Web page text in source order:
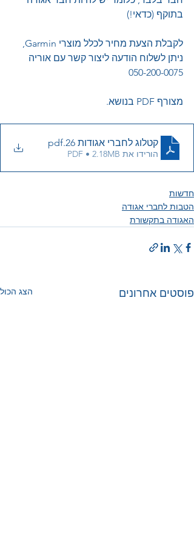
בתוקף (כדאי!)
לקבלת הצעת מחיר לכלל מוצרי Garmin,
ניתן לשלוח הודעה ליצור קשר עם אוריה
050-200-0075
מצורף PDF בנושא.
קטלוג לחברי אגודות 26 .pdf
הורידו את PDF • 2.18MB
חדשות
הטבות לחברי אגודה
האגודה בתקשורת
פוסטים אחרונים הצג הכול